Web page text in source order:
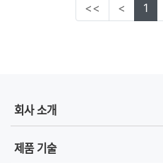
<< < 1
회사 소개
제품 기술